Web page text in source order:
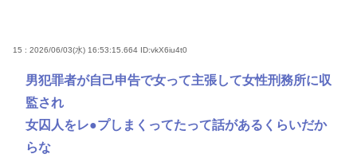
15 : 2026/06/03(水) 16:53:15.664 ID:vkX6iu4t0
男犯罪者が自己申告で女って主張して女性刑務所に収
監され
女囚人をレ●プしまくってたって話があるくらいだか
らな